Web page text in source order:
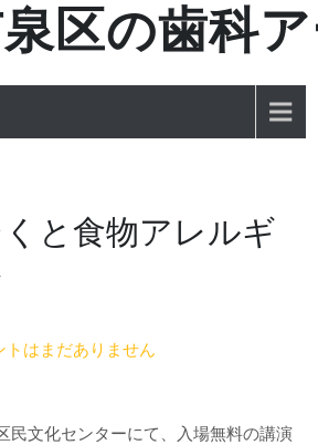
区の歯科
と食物アレルギ
トはまだありません
民文化センターにて、入場無料の講演